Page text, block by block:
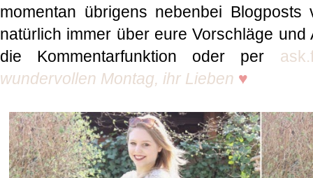
momentan übrigens nebenbei
natürlich immer über eure Vorschläge
die Kommentarfunktion oder per
wundervollen Montag, ihr Lieben ♥